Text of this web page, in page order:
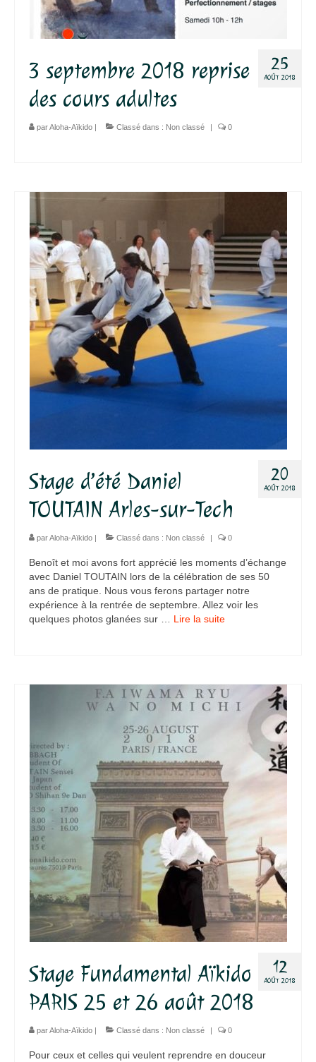
Agenda – Inscription
Communication
25
AOÛT 2018
3 septembre 2018 reprise
des cours adultes
parAloha-Aïkido | Classé dans : Non classé | 0
20
AOÛT 2018
Stage d’été Daniel
TOUTAIN Arles-sur-Tech
parAloha-Aïkido | Classé dans : Non classé | 0
Benoît et moi avons fort apprécié les moments d’échange
avec Daniel TOUTAIN lors de la célébration de ses 50
ans de pratique. Nous vous ferons partager notre
expérience à la rentrée de septembre. Allez voir les
quelques photos glanées sur … Lire la suite­­
12
AOÛT 2018
Stage Fundamental Aïkido
PARIS 25 et 26 août 2018
parAloha-Aïkido | Classé dans : Non classé | 0
Pour ceux et celles qui veulent reprendre en douceur